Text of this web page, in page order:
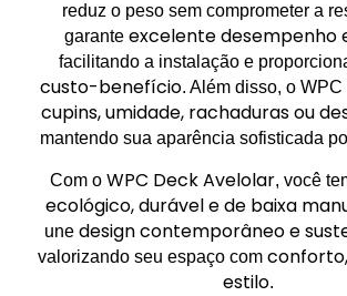
reduz o peso sem comprometer a
garante excelente desempenho
facilitando a instalação e
custo-benefício. Além disso, o
cupins, umidade, rachaduras ou
mantendo sua aparência sofisticada
Com o WPC Deck Avelolar, você
ecológico, durável e de baixa
une design contemporâneo e
valorizando seu espaço com
estilo.